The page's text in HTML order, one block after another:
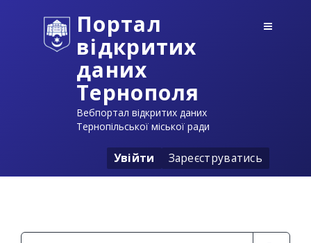
Портал
відкритих
даних
Тернополя
Вебпортал відкритих даних
Тернопільської міської ради
Увійти Зареєструватись